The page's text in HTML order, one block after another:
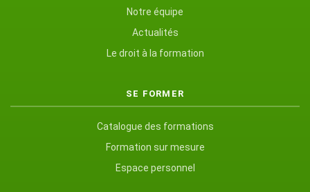
Notre équipe
Actualités
Le droit à la formation
SE FORMER
Catalogue des formations
Formation sur mesure
Espace personnel